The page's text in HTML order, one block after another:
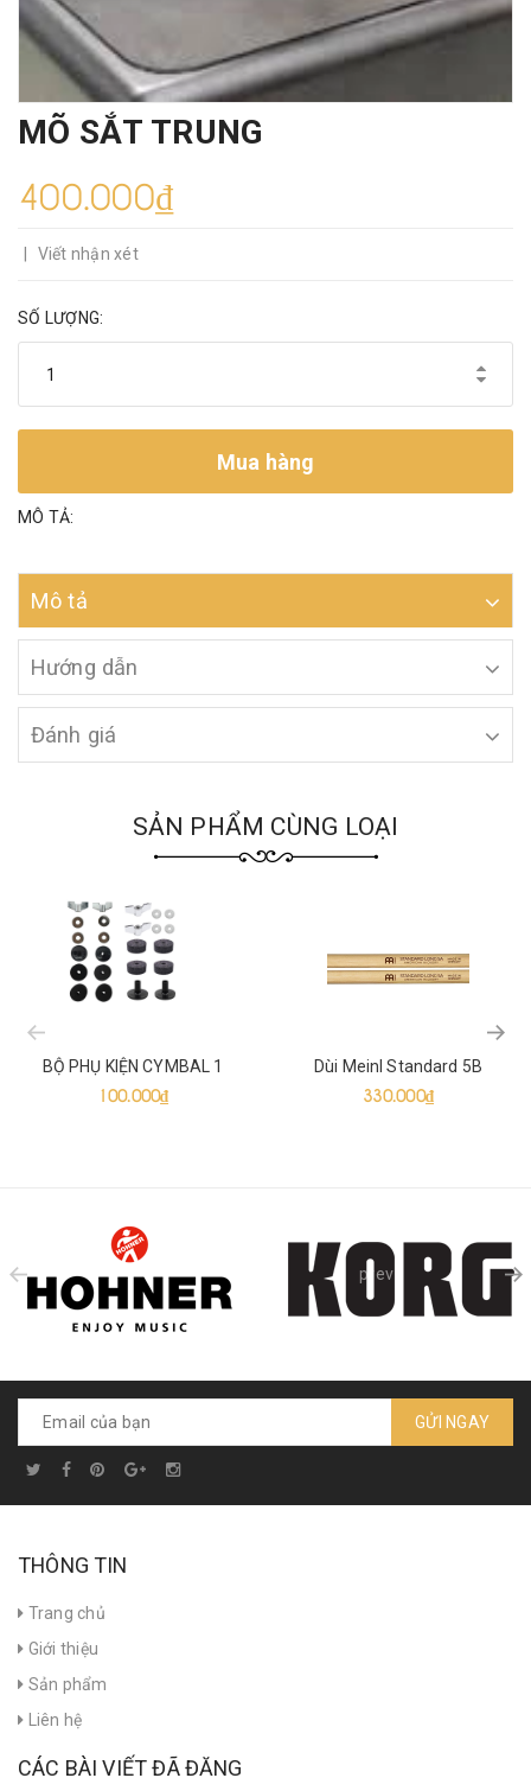
MÕ SẮT TRUNG
400.000₫
Viết nhận xét
SỐ LƯỢNG:
Mua hàng
MÔ TẢ:
Mô tả
Hướng dẫn
Đánh giá
SẢN PHẨM CÙNG LOẠI
BỘ PHỤ KIỆN CYMBAL 1
100.000₫
Dùi Meinl Standard 5B
330.000₫
prev
GỬI NGAY
THÔNG TIN
Trang chủ
Giới thiệu
Sản phẩm
Liên hệ
CÁC BÀI VIẾT ĐÃ ĐĂNG